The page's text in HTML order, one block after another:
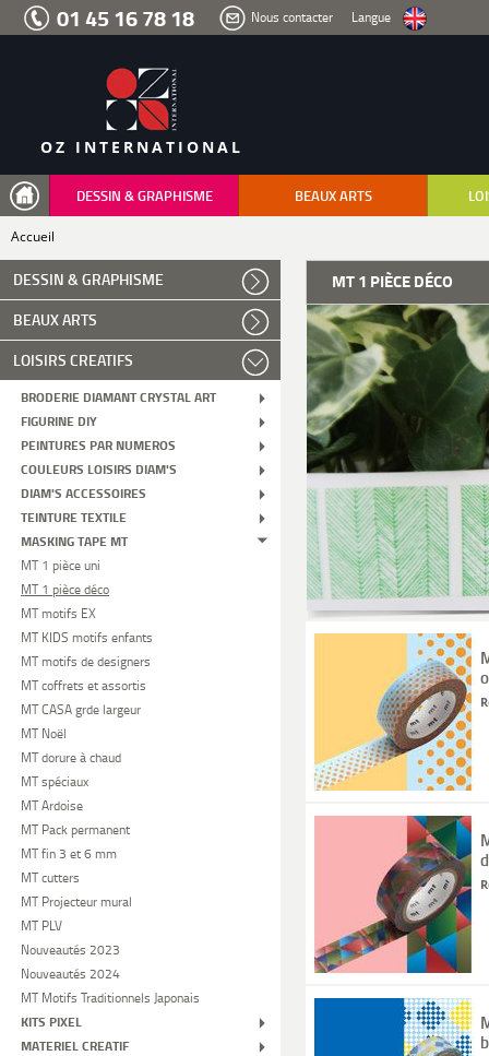
Aller
menu
recherche
01 45 16 78 18 Nous contacter Langue
OZ INTERNATIONAL
DESSIN & GRAPHISME BEAUX ARTS
Accueil
DESSIN & GRAPHISME
BEAUX ARTS
LOISIRS CREATIFS
BRODERIE DIAMANT CRYSTAL ART
FIGURINE DIY
PEINTURES PAR NUMEROS
COULEURS LOISIRS DIAM'S
DIAM'S ACCESSOIRES
TEINTURE TEXTILE
MASKING TAPE MT
MT 1 pièce uni
MT 1 pièce déco
MT motifs EX
MT KIDS motifs enfants
MT motifs de designers
MT coffrets et assortis
MT CASA grde largeur
MT Noël
MT dorure à chaud
MT spéciaux
MT Ardoise
MT Pack permanent
MT fin 3 et 6 mm
MT cutters
MT Projecteur mural
MT PLV
Nouveautés 2023
Nouveautés 2024
MT Motifs Traditionnels Japonais
KITS PIXEL
MATERIEL CREATIF
MT 1 PIÈCE DÉCO